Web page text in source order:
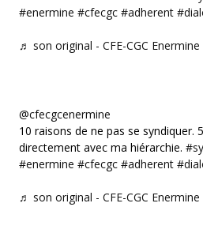
#enermine #cfecgc #adherent
♬ son original - CFE-CGC Enermine
@cfecgcenermine
10 raisons de ne pas se syndiquer.
directement avec ma hiérarchie.
#enermine #cfecgc #adherent
♬ son original - CFE-CGC Enermine